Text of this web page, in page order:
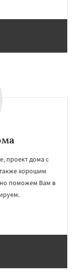
проект дома с
хорошим
поможем Вам в